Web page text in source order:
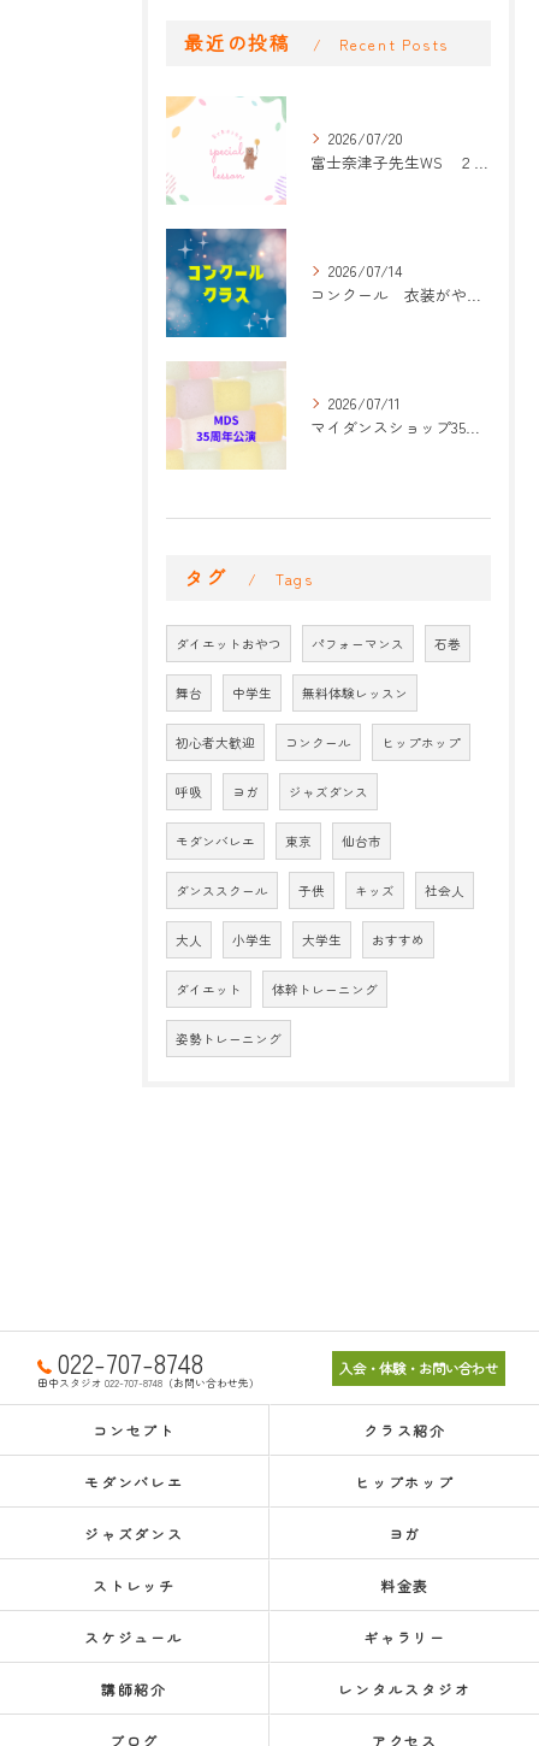
最近の投稿 Recent Posts
2026/07/20
富士奈津子先生WS ２回目
2026/07/14
コンクール 衣装がやって来た！
2026/07/11
マイダンスショップ35周年記念公演 振付開始
タグ Tags
ダイエットおやつ パフォーマンス 石巻
舞台 中学生 無料体験レッスン
初心者大歓迎 コンクール ヒップホップ
呼吸 ヨガ ジャズダンス
モダンバレエ 東京 仙台市
ダンススクール 子供 キッズ 社会人
大人 小学生 大学生 おすすめ
ダイエット 体幹トレーニング
姿勢トレーニング
022-707-8748
田中スタジオ 022-707-8748（お問い合わせ先）
入会・体験・お問い合わせ
コンセプト クラス紹介
モダンバレエ ヒップホップ
ジャズダンス ヨガ
ストレッチ 料金表
スケジュール ギャラリー
講師紹介 レンタルスタジオ
ブログ アクセス